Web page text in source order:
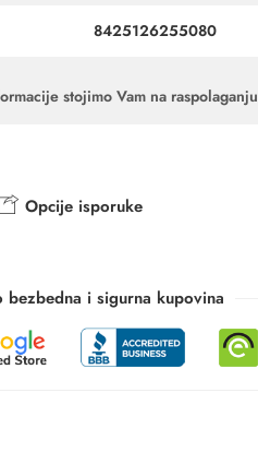
8425126255080
stojimo Vam na raspolaganju
Opcije isporuke
bezbedna i sigurna kupovina